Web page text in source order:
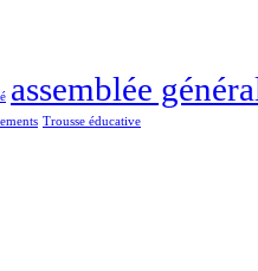
assemblée
Trousse éducative